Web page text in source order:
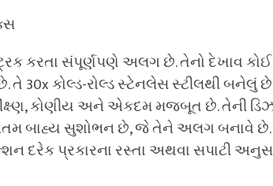
કરતા સંપૂર્ણપણે અલગ છે. તેનો દેખાવ
તે 30x કોલ્ડ-રોલ્ડ સ્ટેનલેસ સ્ટીલથી બનેલું
કોણીય અને એકદમ મજબૂત છે. તેની
બાહ્ય સુશોભન છે, જે તેને અલગ બનાવે છે.
પ્રકારના રસ્તા અથવા સપાટી